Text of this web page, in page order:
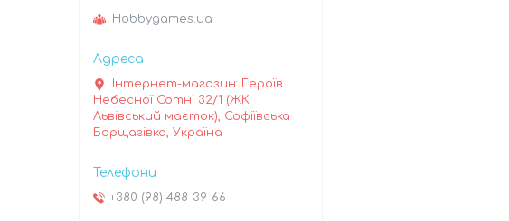
Hobbygames.ua
Інтернет-магазин: Героїв
Небесної Сотні 32/1 (ЖК
Львівський маєток), Софіївська
Борщагівка, Україна
+380 (98) 488-39-66